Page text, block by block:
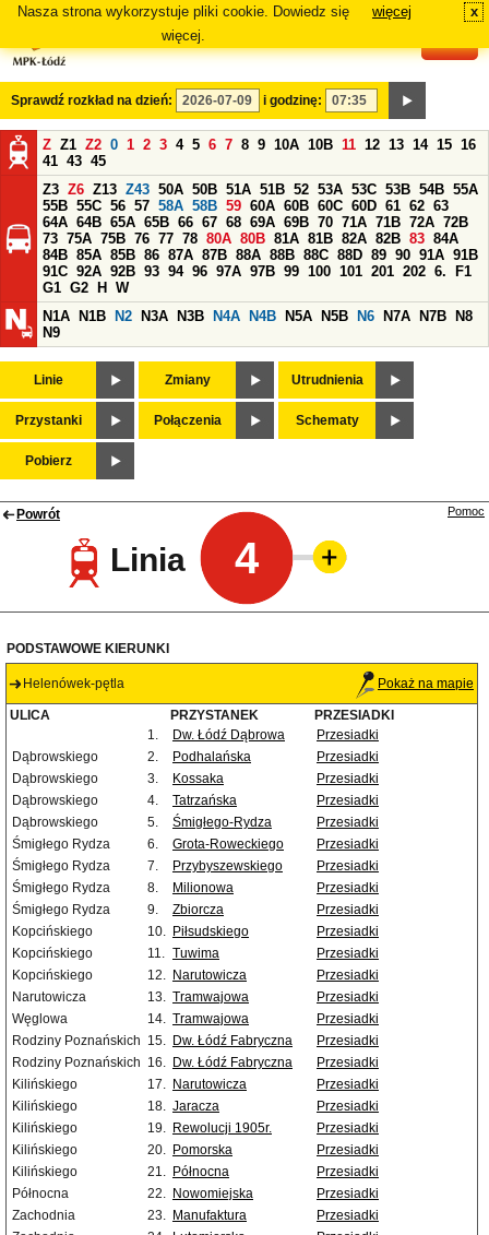
Nasza strona wykorzystuje pliki cookie. Dowiedz się
więcej.
więcej x
Sprawdź rozkład na dzień: i godzinę:
Z Z1 Z2 0 1 2 3 4 5 6 7 8 9 10A 10B 11 12 13 14 15 16
41 43 45
Z3 Z6 Z13 Z43 50A 50B 51A 51B 52 53A 53C 53B 54B 55A
55B 55C 56 57 58A 58B 59 60A 60B 60C 60D 61 62 63
64A 64B 65A 65B 66 67 68 69A 69B 70 71A 71B 72A 72B
73 75A 75B 76 77 78 80A 80B 81A 81B 82A 82B 83 84A
84B 85A 85B 86 87A 87B 88A 88B 88C 88D 89 90 91A 91B
91C 92A 92B 93 94 96 97A 97B 99 100 101 201 202 6.
F1
G1 G2 H
W
N1A
N1B N2 N3A N3B N4A N4B N5A N5B N6 N7A N7B
N8
N9
Linie Zmiany Utrudnienia
Przystanki Połączenia Schematy
Pobierz
Powrót
Linia 4
Pomoc
PODSTAWOWE KIERUNKI
Helenówek-pętla Pokaż na mapie
ULICA PRZYSTANEK
PRZESIADKI
1.
Dw. Łódź Dąbrowa
Przesiadki
Dąbrowskiego
2. Podhalańska
Przesiadki
Dąbrowskiego
3. Kossaka
Przesiadki
Dąbrowskiego
4. Tatrzańska
Przesiadki
Dąbrowskiego
5. Śmigłego-Rydza
Przesiadki
Śmigłego Rydza
6. Grota-Roweckiego
Przesiadki
Śmigłego Rydza
7. Przybyszewskiego
Przesiadki
Śmigłego Rydza
8. Milionowa
Przesiadki
Śmigłego Rydza
9. Zbiorcza
Przesiadki
Kopcińskiego
10. Piłsudskiego
Przesiadki
Kopcińskiego
11. Tuwima
Przesiadki
Kopcińskiego
12. Narutowicza
Przesiadki
Narutowicza
13. Tramwajowa
Przesiadki
Węglowa
14. Tramwajowa
Przesiadki
Rodziny Poznańskich 15. Dw. Łódź Fabryczna
Przesiadki
Rodziny Poznańskich 16. Dw. Łódź Fabryczna
Przesiadki
Kilińskiego
17. Narutowicza
Przesiadki
Kilińskiego
18. Jaracza
Przesiadki
Kilińskiego
19. Rewolucji 1905r.
Przesiadki
Kilińskiego
20. Pomorska
Przesiadki
Kilińskiego
21. Północna
Przesiadki
Północna
22. Nowomiejska
Przesiadki
Zachodnia
23. Manufaktura
Przesiadki